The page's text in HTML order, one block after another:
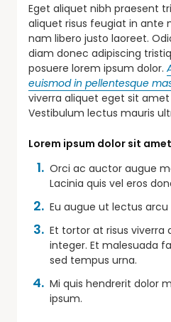
Eget aliquet nibh praesent
aliquet risus feugiat in ante
nam libero justo laoreet.
diam donec adipiscing
posuere lorem ipsum dolor.
euismod in pellentesque
viverra aliquet eget sit
Vestibulum lectus mauris
Lorem ipsum dolor sit amet
Orci ac auctor augue
Lacinia quis vel eros
Eu augue ut lectus
Et tortor at risus viverra
integer. Et malesuada
sed tempus urna.
Mi quis hendrerit dolor
ipsum.